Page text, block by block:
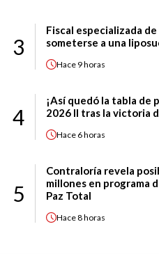
3
Fiscal especializada
someterse a una
Hace 9 horas
4
¡Así quedó la tabla de
2026 II tras la victoria
Hace 6 horas
5
Contraloría revela
millones en programa
Paz Total
Hace8 horas